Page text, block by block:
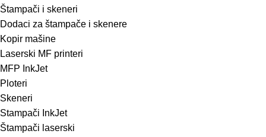
Štampači i skeneri
Dodaci za štampače i skenere
Kopir mašine
Laserski MF printeri
MFP InkJet
Ploteri
Skeneri
Stampači InkJet
Štampači laserski